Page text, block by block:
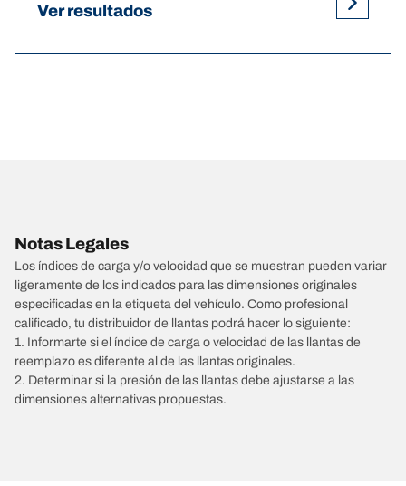
Ver resultados
Notas Legales
Los índices de carga y/o velocidad que se muestran pueden variar
ligeramente de los indicados para las dimensiones originales
especificadas en la etiqueta del vehículo. Como profesional
calificado, tu distribuidor de llantas podrá hacer lo siguiente:
1. Informarte si el índice de carga o velocidad de las llantas de
reemplazo es diferente al de las llantas originales.
2. Determinar si la presión de las llantas debe ajustarse a las
dimensiones alternativas propuestas.